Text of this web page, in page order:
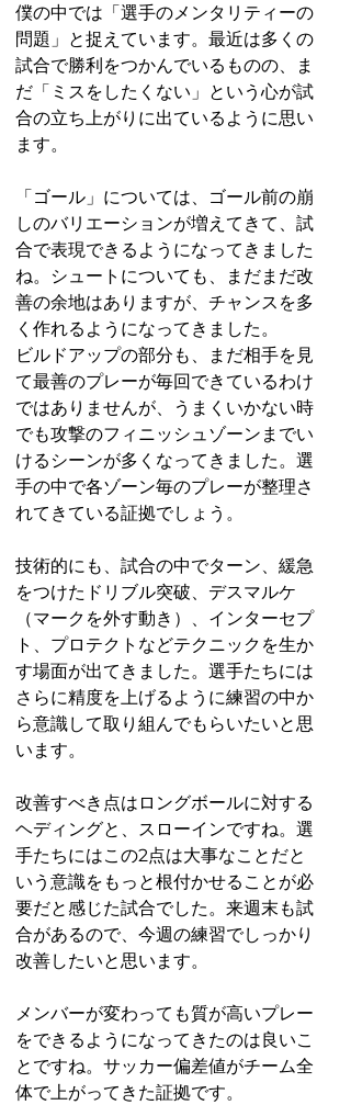
僕の中では「選手のメンタリティーの
問題」と捉えています。最近は多くの
試合で勝利をつかんでいるものの、ま
だ「ミスをしたくない」という心が試
合の立ち上がりに出ているように思い
ます。
「ゴール」については、
ゴール前の崩
しのバリエーションが増えてきて、試
合で表現できるようになってきました
ね。シュートについても、まだまだ改
善の余地はありますが、チャンスを多
く作れるようになってきました。
ビルドアップの部分も、まだ相手を見
て最善のプレーが毎回できているわけ
ではありませんが、うまくいかない時
でも攻撃のフィニッシュゾーンまでい
けるシーンが多くなってきました。選
手の中で各ゾーン毎のプレーが整理さ
れてきている証拠でしょう。
技術的にも、試合の中でターン、緩急
をつけたドリブル突破、デスマルケ
（マークを外す動き）、インターセプ
ト、プロテクトなどテクニックを生か
す場面が出てきました。選手たちには
さらに精度を上げるように練習の中か
ら意識して取り組んでもらいたいと思
います。
改善すべき点はロングボールに対する
ヘディングと、スローインですね。選
手たちにはこの2点は大事なことだと
いう意識をもっと根付かせることが必
要だと感じた試合でした。 来週末も試
合があるので、 今週の練習でしっかり
改善したいと思います。
メンバーが変わっても質が高いプレー
をできるようになってきたのは良いこ
とですね。サッカー偏差値がチーム全
体で上がってきた証拠です。